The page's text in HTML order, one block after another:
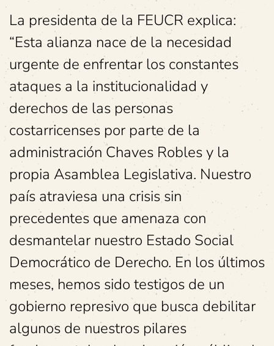
La presidenta de la FEUCR explica:
“Esta alianza nace de la necesidad
urgente de enfrentar los constantes
ataques a la institucionalidad y
derechos de las personas
costarricenses por parte de la
administración Chaves Robles y la
propia Asamblea Legislativa. Nuestro
país atraviesa una crisis sin
precedentes que amenaza con
desmantelar nuestro Estado Social
Democrático de Derecho. En los últimos
meses, hemos sido testigos de un
gobierno represivo que busca debilitar
algunos de nuestros pilares